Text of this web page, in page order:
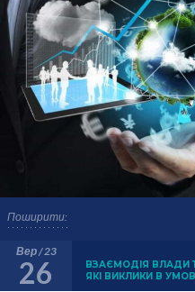
Поширити:
Вер / 23
26
ВЗАЄМОДІЯ ВЛАДИ
ЯКІ ВИКЛИКИ В